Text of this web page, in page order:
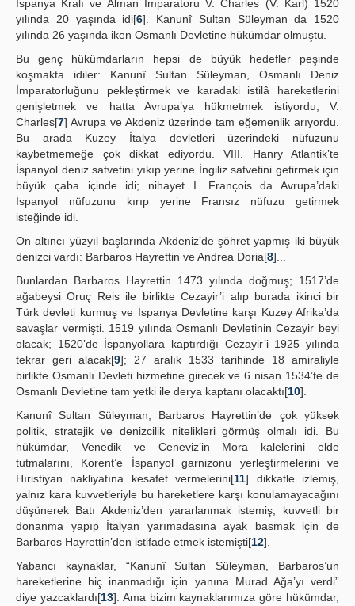
İspanya Kralı ve Alman İmparatoru V. Charles (V. Karl) 1520
yılında 20 yaşında idi[6]. Kanunî Sultan Süleyman da 1520
yılında 26 yaşında iken Osmanlı Devletine hükümdar olmuştu.
Bu genç hükümdarların hepsi de büyük hedefler peşinde
koşmakta idiler: Kanunî Sultan Süleyman, Osmanlı Deniz
İmparatorluğunu pekleştirmek ve karadaki istilâ hareketlerini
genişletmek ve hatta Avrupa’ya hükmetmek istiyordu; V.
Charles[7] Avrupa ve Akdeniz üzerinde tam eğemenlik arıyordu.
Bu arada Kuzey İtalya devletleri üzerindeki nüfuzunu
kaybetmemeğe çok dikkat ediyordu. VIII. Hanry Atlantik’te
İspanyol deniz satvetini yıkıp yerine İngiliz satvetini getirmek için
büyük çaba içinde idi; nihayet I. François da Avrupa’daki
İspanyol nüfuzunu kırıp yerine Fransız nüfuzu getirmek
isteğinde idi.
On altıncı yüzyıl başlarında Akdeniz’de şöhret yapmış iki büyük
denizci vardı: Barbaros Hayrettin ve Andrea Doria[8]...
Bunlardan Barbaros Hayrettin 1473 yılında doğmuş; 1517’de
ağabeysi Oruç Reis ile birlikte Cezayir’i alıp burada ikinci bir
Türk devleti kurmuş ve İspanya Devletine karşı Kuzey Afrika’da
savaşlar vermişti. 1519 yılında Osmanlı Devletinin Cezayir beyi
olacak; 1520’de İspanyollara kaptırdığı Cezayir’i 1925 yılında
tekrar geri alacak[9]; 27 aralık 1533 tarihinde 18 amiraliyle
birlikte Osmanlı Devleti hizmetine girecek ve 6 nisan 1534’te de
Osmanlı Devletine tam yetki ile derya kaptanı olacaktı[10].
Kanunî Sultan Süleyman, Barbaros Hayrettin’de çok yüksek
politik, stratejik ve denizcilik nitelikleri görmüş olmalı idi. Bu
hükümdar, Venedik ve Ceneviz’in Mora kalelerini elde
tutmalarını, Korent’e İspanyol garnizonu yerleştirmelerini ve
Hıristiyan nakliyatına kesafet vermelerini[11] dikkatle izlemiş,
yalnız kara kuvvetleriyle bu hareketlere karşı konulamayacağını
düşünerek Batı Akdeniz’den yararlanmak istemiş, kuvvetli bir
donanma yapıp İtalyan yarımadasına ayak basmak için de
Barbaros Hayrettin’den istifade etmek istemişti[12].
Yabancı kaynaklar, “Kanunî Sultan Süleyman, Barbaros’un
hareketlerine hiç inanmadığı için yanına Murad Ağa’yı verdi”
diye yazcaklardı[13]. Ama bizim kaynaklarımıza göre hükümdar,